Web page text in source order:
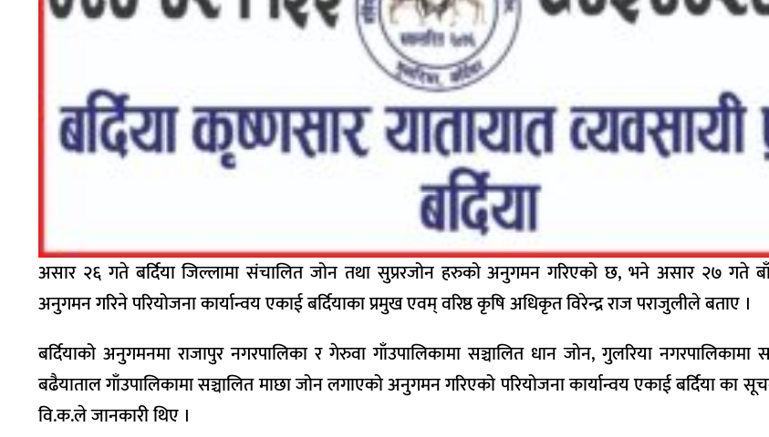
असार २६ गते बर्दिया जिल्लामा संचालित जोन तथा सुप्ररजोन हरुको अनुगमन गरिएको छ, भने असार २७ गते
अनुगमन गरिने परियोजना कार्यान्वय एकाई बर्दियाका प्रमुख एवम् वरिष्ठ कृषि अधिकृत विरेन्द्र राज पराजुलीले बताए ।
बर्दियाको अनुगमनमा राजापुर नगरपालिका र गेरुवा गाँउपालिकामा सञ्चालित धान जोन, गुलरिया नगरपालिकामा
बढैयाताल गाँउपालिकामा सञ्चालित माछा जोन लगाएको अनुगमन गरिएको परियोजना कार्यान्वय एकाई बर्दिया का
वि.क.ले जानकारी थिए ।